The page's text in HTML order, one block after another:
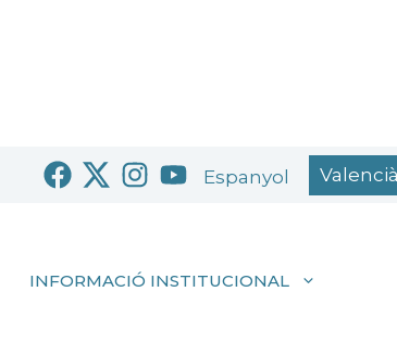
Espanyol Valencià
INFORMACIÓ INSTITUCIONAL